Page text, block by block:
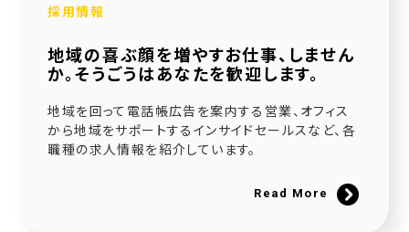
広告枠付きエンディングノートの個別販売を開始しました！
NPO法人様と協働でエンディングノートを制作いたしました
2025.08.20
採用情報
地域の喜ぶ顔を増やすお仕事、しません
か。そうごうはあなたを歓迎します。
地域を回って電話帳広告を案内する営業、オフィス
から地域をサポートするインサイドセールスなど、各
職種の求人情報を紹介しています。
Read More